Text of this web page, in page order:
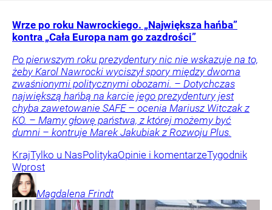
Wrze po roku Nawrockiego. „Największa hańba”
kontra „Cała Europa nam go zazdrości”
Po pierwszym roku prezydentury nic nie wskazuje na to,
żeby Karol Nawrocki wyciszył spory między dwoma
zwaśnionymi politycznymi obozami. – Dotychczas
największą hańbą na karcie jego prezydentury jest
chyba zawetowanie SAFE – ocenia Mariusz Witczak z
KO. – Mamy głowę państwa, z której możemy być
dumni – kontruje Marek Jakubiak z Rozwoju Plus.
KrajTylko u NasPolitykaOpinie i komentarzeTygodnik
Wprost
Magdalena Frindt